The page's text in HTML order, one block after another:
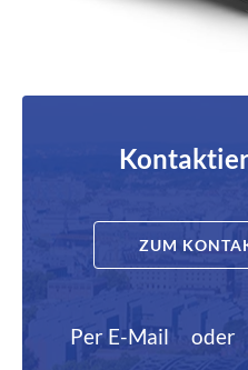
ZUM
Per E-Mail oder